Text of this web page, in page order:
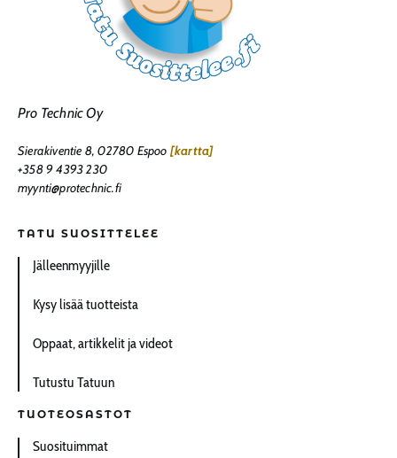
Pro Technic Oy
Sierakiventie 8, 02780 Espoo [kartta]
+358 9 4393 230
myynti@protechnic.fi
TATU SUOSITTELEE
Jälleenmyyjille
Kysy lisää tuotteista
Oppaat, artikkelit ja videot
Tutustu Tatuun
TUOTEOSASTOT
Suosituimmat